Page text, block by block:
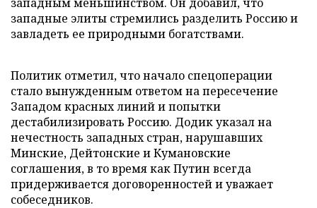
западные элиты стремились разделить Россию и
завладеть ее природными богатствами.
Политик отметил, что начало спецоперации
стало вынужденным ответом на пересечение
Западом красных линий и попытки
дестабилизировать Россию. Додик указал на
нечестность западных стран, нарушавших
Минские, Дейтонские и Кумановские
соглашения, в то время как Путин всегда
придерживается договоренностей и уважает
собеседников.